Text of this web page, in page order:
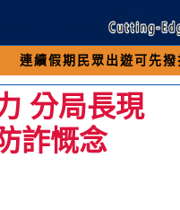
出遊可先撥打交通 「
分局長現
詐慨念